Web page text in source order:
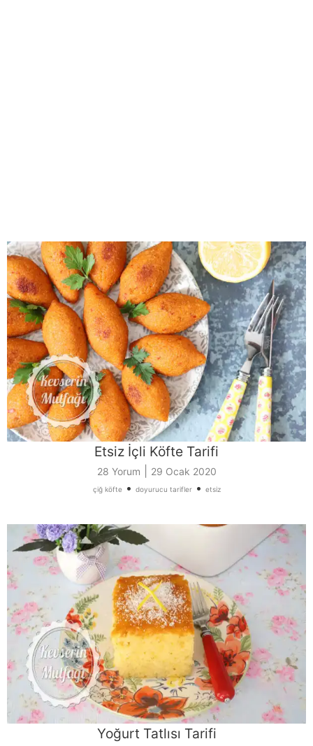
Etsiz İçli Köfte Tarifi
28 Yorum 29 Ocak 2020
çiğ köfte• doyurucu tarifler• etsiz
Yoğurt Tatlısı Tarifi